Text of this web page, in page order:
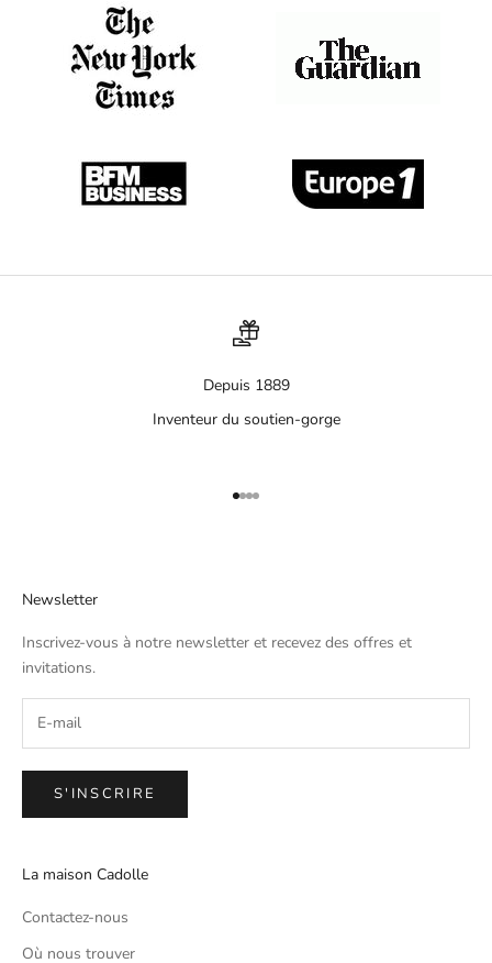
Depuis 1889
Inventeur du soutien-gorge
Aller à l'élément 1
Aller à l'élément 2
Aller à l'élément 3
Aller à l'élément 4
Newsletter
Inscrivez-vous à notre newsletter et recevez des offres et
invitations.
S'INSCRIRE
La maison Cadolle
Contactez-nous
Où nous trouver